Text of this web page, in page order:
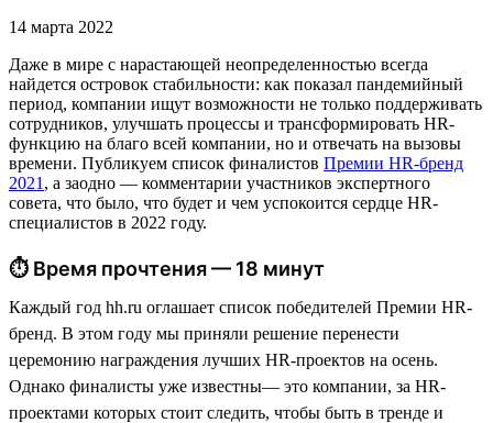
14 марта 2022
Даже в мире с нарастающей неопределенностью всегда
найдется островок стабильности: как показал пандемийный
период, компании ищут возможности не только поддерживать
сотрудников, улучшать процессы и трансформировать HR-
функцию на благо всей компании, но и отвечать на вызовы
времени. Публикуем список финалистов Премии HR-бренд
2021 , а заодно — комментарии участников экспертного
совета, что было, что будет и чем успокоится сердце HR-
специалистов в 2022 году.
⏱ Время прочтения — 18 минут
Каждый год hh.ru оглашает список победителей Премии HR-
бренд. В этом году мы приняли решение перенести
церемонию награждения лучших HR-проектов на осень.
Однако финалисты уже известны— это компании, за HR-
проектами которых стоит следить, чтобы быть в тренде и